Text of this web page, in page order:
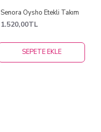
Senora Oysho Etekli Takım
1.520,00TL
SEPETE EKLE